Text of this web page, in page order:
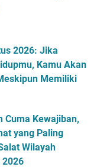
2026: Jika
Kamu Akan
Memiliki
Cuma Kewajiban,
yang Paling
Wilayah
2026